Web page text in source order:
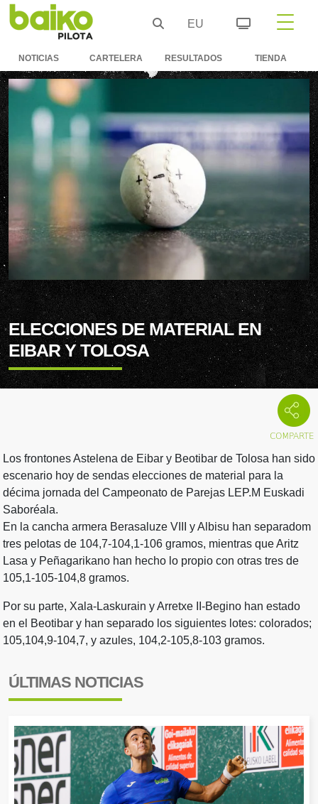
EU
NOTICIAS CARTELERA RESULTADOS TIENDA
ELECCIONES DE MATERIAL EN
EIBAR Y TOLOSA
Los frontones Astelena de Eibar y Beotibar de Tolosa han sido
escenario hoy de sendas elecciones de material para la
décima jornada del Campeonato de Parejas LEP.M Euskadi
Saboréala.
En la cancha armera Berasaluze VIII y Albisu han separadom
tres pelotas de 104,7-104,1-106 gramos, mientras que Aritz
Lasa y Peñagarikano han hecho lo propio con otras tres de
105,1-105-104,8 gramos.
Por su parte, Xala-Laskurain y Arretxe II-Begino han estado
en el Beotibar y han separado los siguientes lotes: colorados;
105,104,9-104,7, y azules, 104,2-105,8-103 gramos.
ÚLTIMAS NOTICIAS